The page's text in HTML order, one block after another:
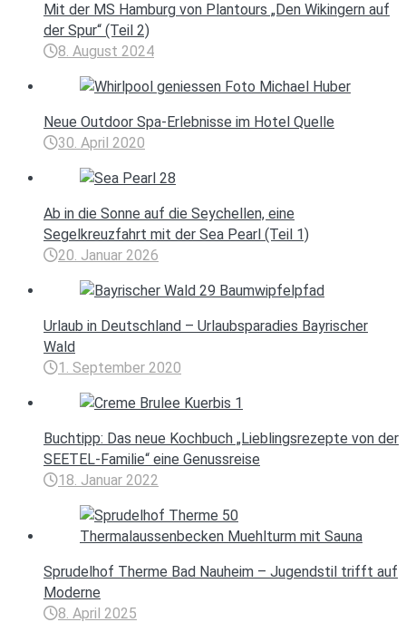
Mit der MS Hamburg von Plantours „Den Wikingern auf
der Spur“ (Teil 2)
8. August 2024
Neue Outdoor Spa-Erlebnisse im Hotel Quelle
30. April 2020
Ab in die Sonne auf die Seychellen, eine
Segelkreuzfahrt mit der Sea Pearl (Teil 1)
20. Januar 2026
Urlaub in Deutschland – Urlaubsparadies Bayrischer
Wald
1. September 2020
Buchtipp: Das neue Kochbuch „Lieblingsrezepte von der
SEETEL-Familie“ eine Genussreise
18. Januar 2022
Sprudelhof Therme Bad Nauheim – Jugendstil trifft auf
Moderne
8. April 2025